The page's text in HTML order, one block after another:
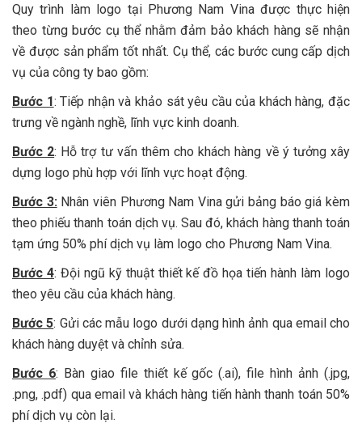
Quy trình làm logo tại Phương Nam Vina được thực hiện
theo từng bước cụ thể nhằm đảm bảo khách hàng sẽ nhận
về được sản phẩm tốt nhất. Cụ thể, các bước cung cấp dịch
vụ của công ty bao gồm:
Bước 1: Tiếp nhận và khảo sát yêu cầu của khách hàng, đặc
trưng về ngành nghề, lĩnh vực kinh doanh.
Bước 2: Hỗ trợ tư vấn thêm cho khách hàng về ý tưởng xây
dựng logo phù hợp với lĩnh vực hoạt động.
Bước 3: Nhân viên Phương Nam Vina gửi bảng báo giá kèm
theo phiếu thanh toán dịch vụ. Sau đó, khách hàng thanh toán
tạm ứng 50% phí dịch vụ làm logo cho Phương Nam Vina.
Bước 4: Đội ngũ kỹ thuật thiết kế đồ họa tiến hành làm logo
theo yêu cầu của khách hàng.
Bước 5: Gửi các mẫu logo dưới dạng hình ảnh qua email cho
khách hàng duyệt và chỉnh sửa.
Bước 6: Bàn giao file thiết kế gốc (.ai), file hình ảnh (.jpg,
.png, .pdf) qua email và khách hàng tiến hành thanh toán 50%
phí dịch vụ còn lại.